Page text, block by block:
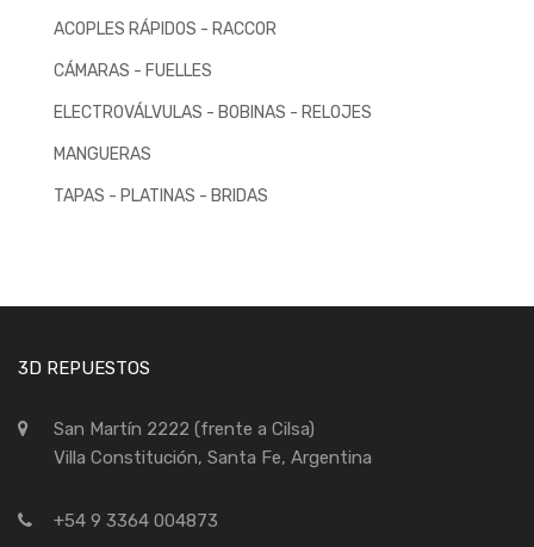
ACOPLES RÁPIDOS - RACCOR
CÁMARAS - FUELLES
ELECTROVÁLVULAS - BOBINAS - RELOJES
MANGUERAS
TAPAS - PLATINAS - BRIDAS
3D REPUESTOS
San Martín 2222 (frente a Cilsa)
Villa Constitución, Santa Fe, Argentina
+54 9 3364 004873